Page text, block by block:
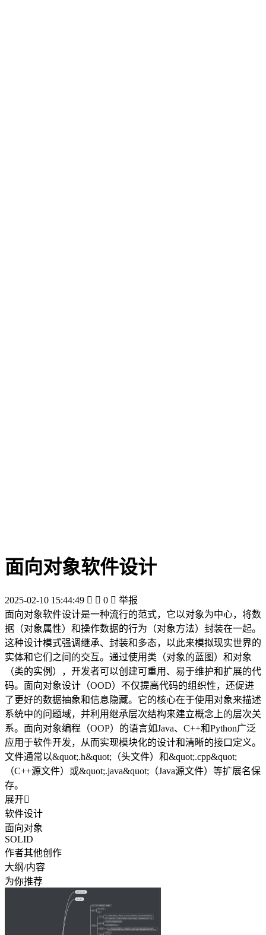
面向对象软件设计
2025-02-10 15:44:49   0  举报
面向对象软件设计是一种流行的范式，它以对象为中心，将数
据（对象属性）和操作数据的行为（对象方法）封装在一起。
这种设计模式强调继承、封装和多态，以此来模拟现实世界的
实体和它们之间的交互。通过使用类（对象的蓝图）和对象
（类的实例），开发者可以创建可重用、易于维护和扩展的代
码。面向对象设计（OOD）不仅提高代码的组织性，还促进
了更好的数据抽象和信息隐藏。它的核心在于使用对象来描述
系统中的问题域，并利用继承层次结构来建立概念上的层次关
系。面向对象编程（OOP）的语言如Java、C++和Python广泛
应用于软件开发，从而实现模块化的设计和清晰的接口定义。
文件通常以&quot;.h&quot;（头文件）和&quot;.cpp&quot;
（C++源文件）或&quot;.java&quot;（Java源文件）等扩展名保
存。
展开
软件设计
面向对象
SOLID
作者其他创作
大纲/内容
为你推荐